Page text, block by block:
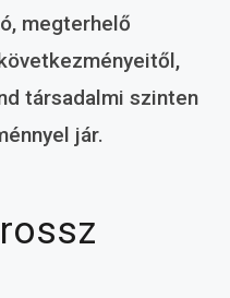
megterhelő
társadalmi szinten
jár.